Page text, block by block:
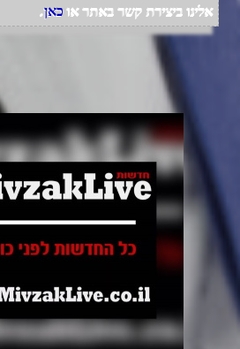
אלינו ביצירת קשר באתר אוכאן.